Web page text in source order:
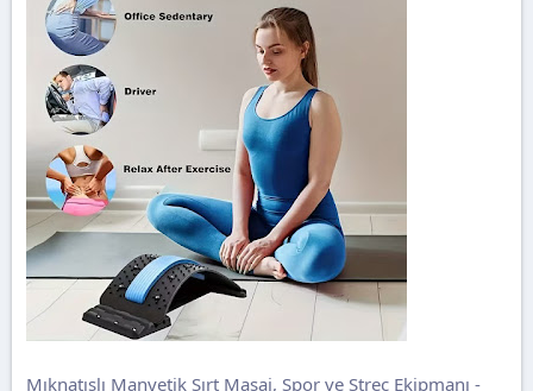
Mıknatıslı Manyetik Sırt Masaj, Spor ve Streç Ekipmanı -